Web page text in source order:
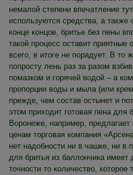
немалой степени впечатление
используются средства, а также
конце концов, бритье без пены
такой процесс оставит
всего, в итоге не порадует. В то
попросту лень раз за разом
помазком и горячей водой – а
пропорции воды и мыла (или
прежде, чем состав остынет и
этом приходит готовая пена для
Воронеже, например,
ценам торговая компания
нет надобности ни в чашке, ни в
для бритья из баллончика
точности то количество,